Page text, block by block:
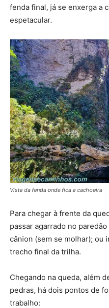
fenda final, já se enxerga a
espetacular.
Vista da fenda onde fica a cachoeira
Para chegar à frente da
passar agarrado no
cânion (sem se molhar); ou
trecho final da trilha.
Chegando na queda, além
pedras, há dois pontos de
trabalho: